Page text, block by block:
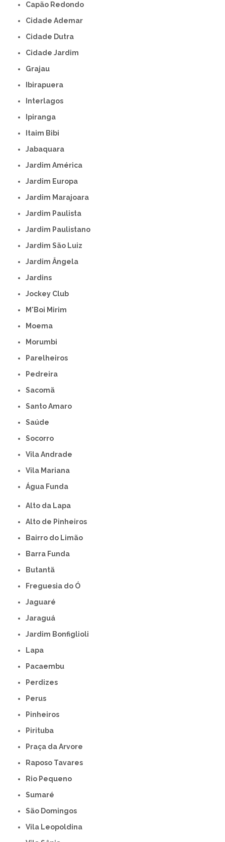
Capão Redondo
Cidade Ademar
Cidade Dutra
Cidade Jardim
Grajau
Ibirapuera
Interlagos
Ipiranga
Itaim Bibi
Jabaquara
Jardim América
Jardim Europa
Jardim Marajoara
Jardim Paulista
Jardim Paulistano
Jardim São Luiz
Jardim Ângela
Jardins
Jockey Club
M'Boi Mirim
Moema
Morumbi
Parelheiros
Pedreira
Sacomã
Santo Amaro
Saúde
Socorro
Vila Andrade
Vila Mariana
Água Funda
Alto da Lapa
Alto de Pinheiros
Bairro do Limão
Barra Funda
Butantã
Freguesia do Ó
Jaguaré
Jaraguá
Jardim Bonfiglioli
Lapa
Pacaembu
Perdizes
Perus
Pinheiros
Pirituba
Praça da Arvore
Raposo Tavares
Rio Pequeno
Sumaré
São Domingos
Vila Leopoldina